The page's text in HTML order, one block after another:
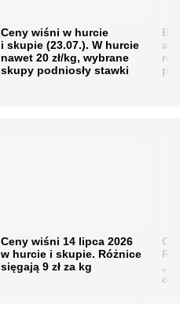
Ceny wiśni w hurcie
i skupie (23.07.). W hurcie
nawet 20 zł/kg, wybrane
skupy podniosły stawki
Ceny wiśni 14 lipca 2026
w hurcie i skupie. Różnice
sięgają 9 zł za kg